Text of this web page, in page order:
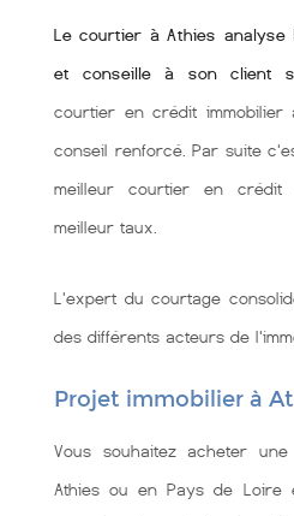
Le courtier à Athies
et conseille à son client
courtier en crédit immobilier
conseil renforcé. Par suite
meilleur courtier en
meilleur taux.
L'expert du courtage
des différents acteurs de
Projet immobilier à
Vous souhaitez acheter
Athies ou en Pays de